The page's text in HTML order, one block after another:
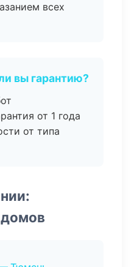
всех
вы гарантию?
от 1 года
от типа